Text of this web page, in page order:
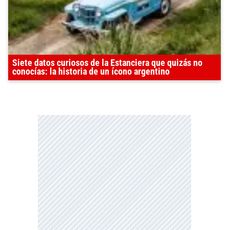
Siete datos curiosos de la Estanciera que quizás no
conocías: la historia de un ícono argentino